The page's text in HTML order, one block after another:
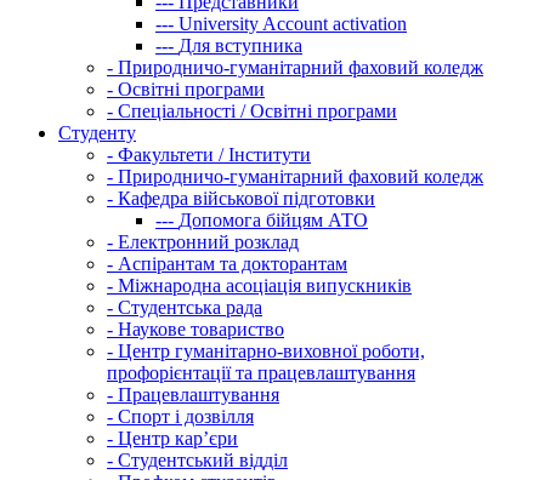
--- University Account activation
--- Для вступника
- Природничо-гуманітарний фаховий коледж
- Освітні програми
- Спеціальності / Освітні програми
Студенту
- Факультети / Інститути
- Природничо-гуманітарний фаховий коледж
- Кафедра військової підготовки
--- Допомога бійцям АТО
- Електронний розклад
- Аспірантам та докторантам
- Міжнародна асоціація випускників
- Студентська рада
- Наукове товариство
- Центр гуманітарно-виховної роботи,
профорієнтації та працевлаштування
- Працевлаштування
- Спорт і дозвілля
- Центр кар’єри
- Студентський відділ